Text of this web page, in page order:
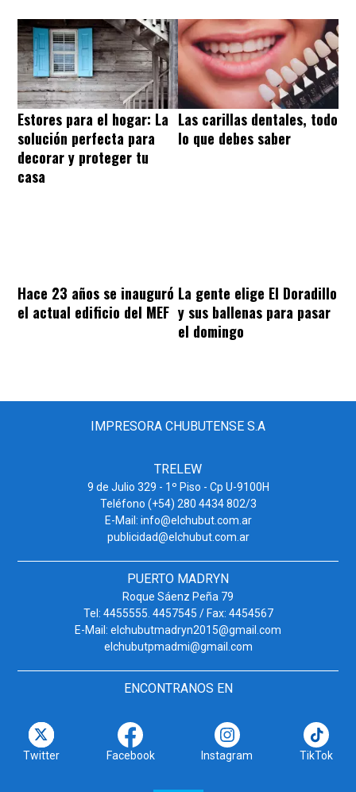
Estores para el hogar: La
solución perfecta para
decorar y proteger tu
casa
Las carillas dentales, todo
lo que debes saber
Hace 23 años se inauguró
el actual edificio del MEF
La gente elige El Doradillo
y sus ballenas para pasar
el domingo
IMPRESORA CHUBUTENSE S.A
TRELEW
9 de Julio 329 - 1º Piso - Cp U-9100H
Teléfono (+54) 280 4434 802/3
E-Mail: info@elchubut.com.ar
publicidad@elchubut.com.ar
PUERTO MADRYN
Roque Sáenz Peña 79
Tel: 4455555. 4457545 / Fax: 4454567
E-Mail: elchubutmadryn2015@gmail.com
elchubutpmadmi@gmail.com
ENCONTRANOS EN
Twitter Facebook Instagram TikTok